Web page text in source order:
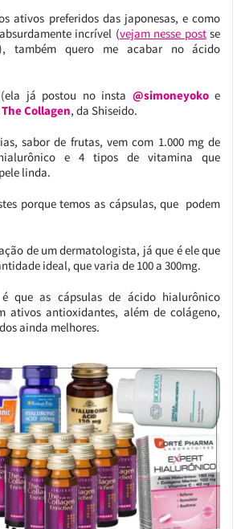
ativos preferidos das japonesas, e como
incrível (vejam nesse postse
também quero me acabar no ácido
já postou no insta @simoneyokoe
The Collagen, da Shiseido.
sabor de frutas, vem com 1.000 mg de
e 4 tipos de vitamina que
linda.
porque temos as cápsulas, que podem
de um dermatologista, já que é ele que
ideal, que varia de 100 a 300mg.
que as cápsulas de ácido hialurônico
ativos antioxidantes, além de colágeno,
ainda melhores.